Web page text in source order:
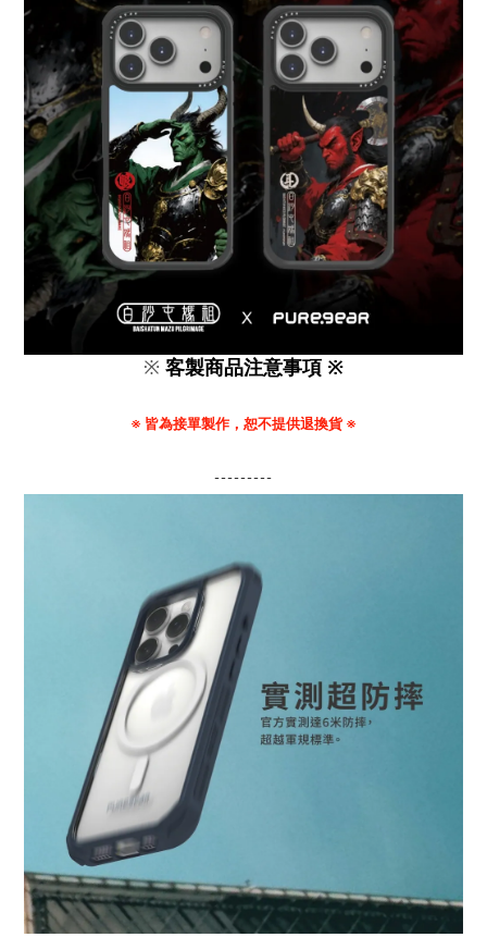
※ 客製商品注意事項 ※
※ 皆為接單製作，恕不提供退換貨 ※
---------